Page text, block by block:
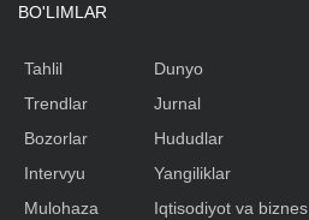
BO'LIMLAR
Tahlil
Trendlar
Bozorlar
Intervyu
Mulohaza
Dunyo
Jurnal
Hududlar
Yangiliklar
Iqtisodiyot va biznes